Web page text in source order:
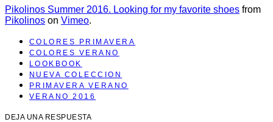
Pikolinos Summer 2016. Looking for my favorite shoes from
Pikolinos on Vimeo.
COLORES PRIMAVERA
COLORES VERANO
LOOKBOOK
NUEVA COLECCION
PRIMAVERA VERANO
VERANO 2016
DEJA UNA RESPUESTA